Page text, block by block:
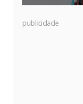
publicidade